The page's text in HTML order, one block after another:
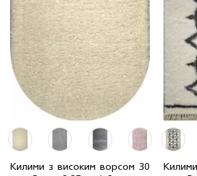
Килими з високим ворсом 30
3.00 x 4.00 м 1 шт 9372 грн
2.40 x 3.40 м 1 шт
6373 грн